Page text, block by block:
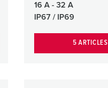
16 A - 32 A
IP67 / IP69
5 ARTICLES